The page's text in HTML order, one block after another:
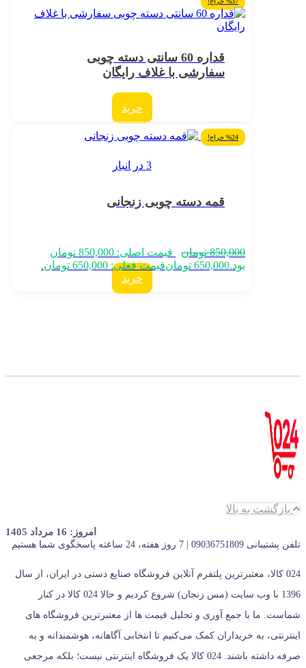
قداره 60 سانتی دسته چوبی
سفارشی با غلاف رایگان
خرید
%24 حراج!
3 در انبار
قمه دسته چوبی زنجانی
850,000 تومان
قیمت اصلی: 850,000 تومان
بود.650,000 تومانقیمت فعلی: 650,000 تومان.
خرید
بازگشت به بالا
امروز: 16 مرداد 1405
تلفن پشتیبانی 09036751809 | 7 روز هفته، 24 ساعته پاسخگوی شما هستیم
024 کالا، معتبرترین پلتفرم آنلاین فروشگاه صنایع دستی در ایران، از سال
1396 با وب سایت (مس زنجان) شروع کردیم و حالا 024 کالا در کنار
شماست. ما با جمع‌ آوری و تحلیل قیمت‌ ها از معتبرترین فروشگاه‌ های
اینترنتی، به خریداران کمک می‌کنیم تا انتخابی آگاهانه، هوشمندانه و به‌
صرفه داشته باشند. 024 کالا یک فروشگاه اینترنتی نیست؛ بلکه مرجعی